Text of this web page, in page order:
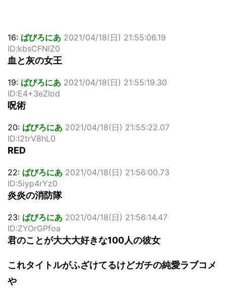
16: ばびろにあ 2021/04/18(日) 21:55:06.19
ID:kbsCFNlZ0
血と灰の女王
19: ばびろにあ 2021/04/18(日) 21:55:19.30
ID:E4+3eZIod
呪術
20: ばびろにあ 2021/04/18(日) 21:55:22.07
ID:I2trV8hL0
RED
22: ばびろにあ 2021/04/18(日) 21:56:00.73
ID:5iyp4rYz0
炎炎の消防隊
23: ばびろにあ 2021/04/18(日) 21:56:14.47
ID:ZYOrGPfoa
君のことが大大大好きな100人の彼女
これタイトルがふざけてるけどガチの純愛ラブコメ
や